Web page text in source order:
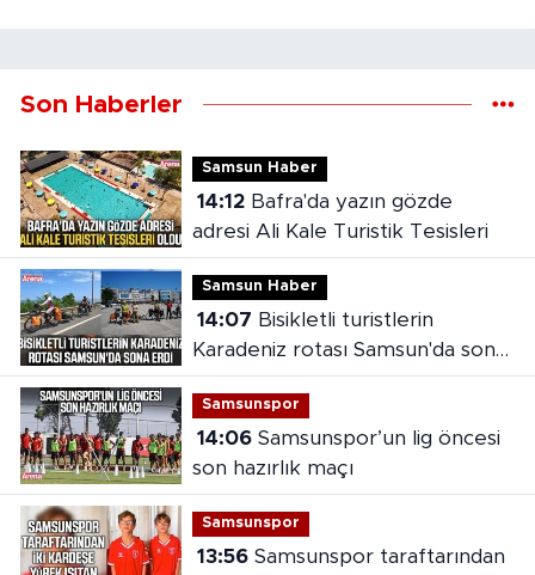
Son Haberler
Samsun Haber
14:12Bafra'da yazın gözde
adresi Ali Kale Turistik Tesisleri
Samsun Haber
14:07
Karadeniz rotası Samsun'da sona
erdi
Samsunspor
14:06Samsunspor’un lig öncesi
son hazırlık maçı
Samsunspor
13:56Samsunspor taraftarından